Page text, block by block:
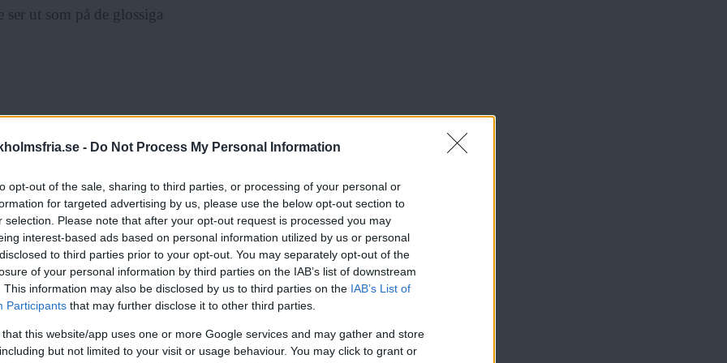
- Do Not Process My Personal Information
opt-out of the sale, sharing to third parties, or processing of your personal or
for targeted advertising by us, please use the below opt-out section to
selection. Please note that after your opt-out request is processed you may
interest-based ads based on personal information utilized by us or personal
to third parties prior to your opt-out. You may separately opt-out of the
of your personal information by third parties on the IAB’s list of downstream
This information may also be disclosed by us to third parties on the IAB’s List of
Participants that may further disclose it to other third parties.
that this website/app uses one or more Google services and may gather and store
but not limited to your visit or usage behaviour. You may click to grant or
ut som på de glossiga
bilderna i sociala medier
bilder på dina magbristningar
Ögat, hjärnan och hjärtat har
till kroppen under de här åren.
för det man är rädd för tills
på stora konton
fettförakt. Vissa påstår till
bidrar till att sprida